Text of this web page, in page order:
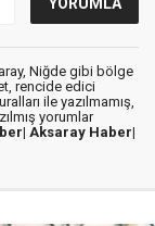
Niğde gibi bölge
rencide edici
ile yazılmamış,
yorumlar
Aksaray Haber|